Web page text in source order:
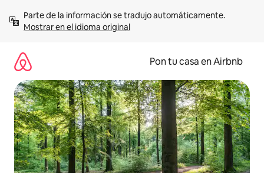
contenidoMostrar en el idioma original
Pon tu casa en Airbnb